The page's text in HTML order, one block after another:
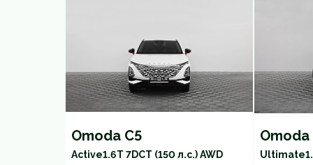
Omoda C5
Active1.6T 7DCT (150 л.с.) AWD
Omoda
Ultimate